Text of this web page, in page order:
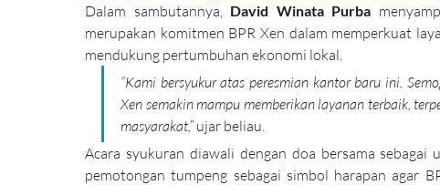
Dalam sambutannya, David Winata Purba
merupakan komitmen BPR Xen dalam memperkuat
mendukung pertumbuhan ekonomi lokal.
“Kami bersyukur atas peresmian kantor baru ini.
Xen semakin mampu memberikan layanan terbaik,
masyarakat,” ujar beliau.
Acara syukuran diawali dengan doa bersama sebagai
pemotongan tumpeng sebagai simbol harapan agar